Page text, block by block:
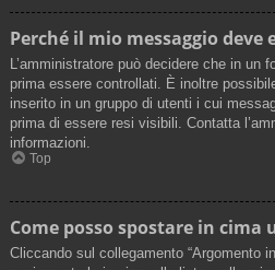
Perché il mio messaggio deve
L’amministratore può decidere che in un
prima essere controllati. È inoltre
inserito in un gruppo di utenti i cui
prima di essere resi visibili. Contatta
informazioni.
Top
Come posso spostare in cima
Cliccando sul collegamento “Argomento